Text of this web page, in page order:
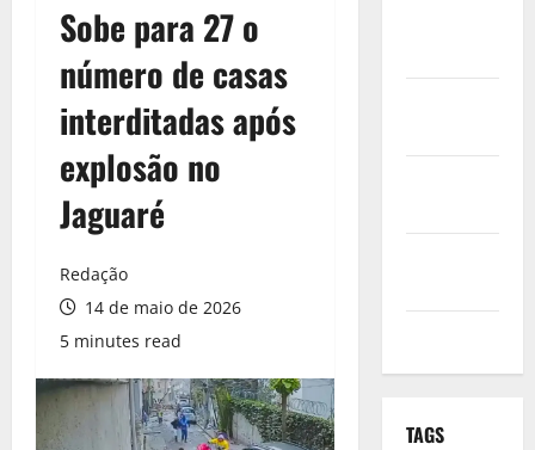
Sobe para 27 o
número de casas
interditadas após
explosão no
Jaguaré
Redação
14 de maio de 2026
5 minutes read
TAGS